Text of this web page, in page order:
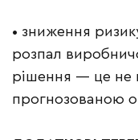
• зниження
розпал
рішення — це не
прогнозованою